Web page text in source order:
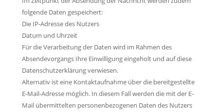
folgende Daten gespeichert:
Die IP-Adresse des Nutzers
Datum und Uhrzeit
Für die Verarbeitung der Daten wird im Rahmen des
Absendevorgangs Ihre Einwilligung eingeholt und auf diese
Datenschutzerklärung verwiesen.
Alternativ ist eine Kontaktaufnahme über die bereitgestellte
E-Mail-Adresse möglich. In diesem Fall werden die mit der E-
Mail übermittelten personenbezogenen Daten des Nutzers